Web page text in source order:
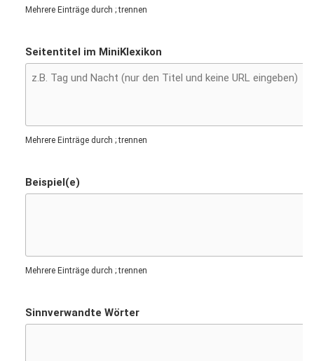
Mehrere Einträge durch ; trennen
Seitentitel im MiniKlexikon
Mehrere Einträge durch ; trennen
Beispiel(e)
Mehrere Einträge durch ; trennen
Sinnverwandte Wörter